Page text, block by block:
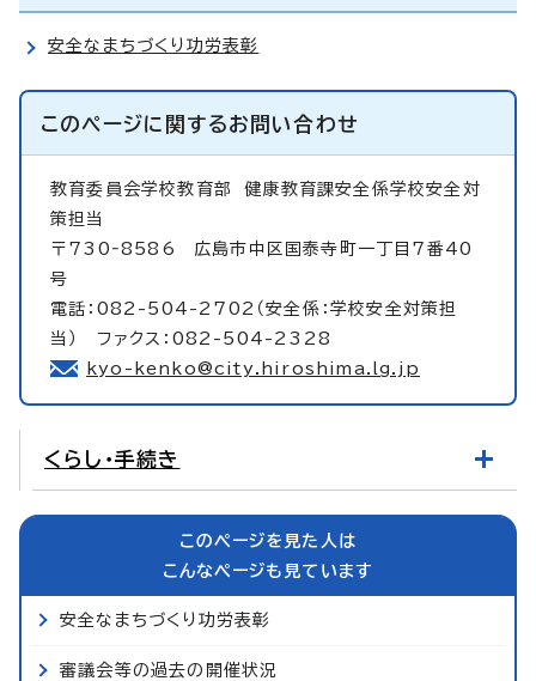
安全なまちづくり功労表彰
このページに関するお問い合わせ
教育委員会学校教育部健康教育課安全係学校安全対
策担当
〒730‐8586 広島市中区国泰寺町一丁目7番40
号
電話：082-504-2702（安全係：学校安全対策担
当） ファクス：082-504-2328
kyo-kenko@city.hiroshima.lg.jp
くらし・手続き
このページを見た人は
こんなページも見ています
安全なまちづくり功労表彰
審議会等の過去の開催状況